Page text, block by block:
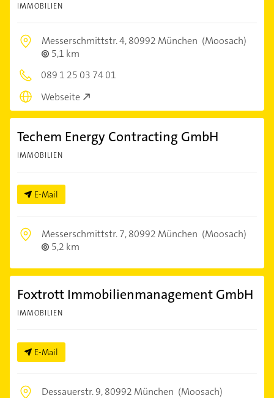
IMMOBILIEN
Messerschmittstr. 4,80992 München (Moosach)
5,1 km
089 1 25 03 74 01
Webseite
Techem Energy Contracting GmbH
IMMOBILIEN
E-Mail
Messerschmittstr. 7,80992 München (Moosach)
5,2 km
Foxtrott Immobilienmanagement GmbH
IMMOBILIEN
E-Mail
Dessauerstr. 9,80992 München (Moosach)